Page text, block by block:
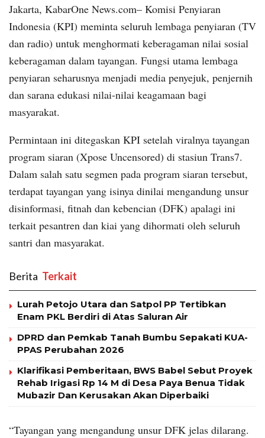
Jakarta, KabarOne News.com– Komisi Penyiaran
Indonesia (KPI) meminta seluruh lembaga penyiaran (TV
dan radio) untuk menghormati keberagaman nilai sosial
keberagaman dalam tayangan. Fungsi utama lembaga
penyiaran seharusnya menjadi media penyejuk, penjernih
dan sarana edukasi nilai-nilai keagamaan bagi
masyarakat.
Permintaan ini ditegaskan KPI setelah viralnya tayangan
program siaran (Xpose Uncensored) di stasiun Trans7.
Dalam salah satu segmen pada program siaran tersebut,
terdapat tayangan yang isinya dinilai mengandung unsur
disinformasi, fitnah dan kebencian (DFK) apalagi ini
terkait pesantren dan kiai yang dihormati oleh seluruh
santri dan masyarakat.
Berita ‎ Terkait
Lurah Petojo Utara dan Satpol PP Tertibkan
Enam PKL Berdiri di Atas Saluran Air
DPRD dan Pemkab Tanah Bumbu Sepakati KUA-
PPAS Perubahan 2026
Klarifikasi Pemberitaan, BWS Babel Sebut Proyek
Rehab Irigasi Rp 14 M di Desa Paya Benua Tidak
Mubazir Dan Kerusakan Akan Diperbaiki
“Tayangan yang mengandung unsur DFK jelas dilarang.